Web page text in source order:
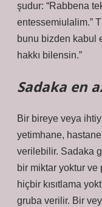
şudur: “Rabbena
entessemiulalim.”
bunu bizden kabul
hakkı bilensin.”
Sadaka en
Bir bireye veya
yetimhane,
verilebilir. Sadaka
bir miktar yoktur
hiçbir kısıtlama
gruba verilir. Bir